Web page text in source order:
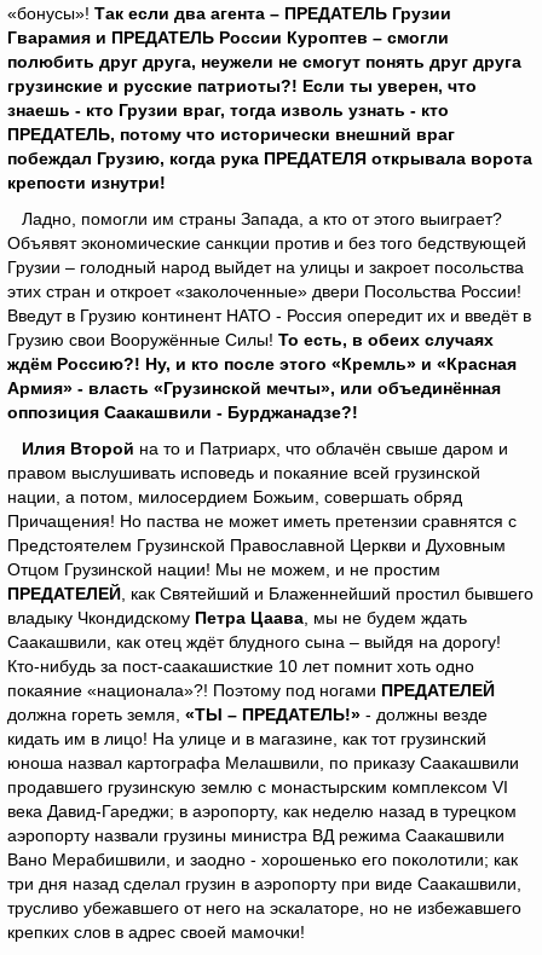
«бонусы»! Так если два агента – ПРЕДАТЕЛЬ Грузии
Гварамия и ПРЕДАТЕЛЬ России Куроптев – смогли
полюбить друг друга, неужели не смогут понять друг друга
грузинские и русские патриоты?! Если ты уверен, что
знаешь - кто Грузии враг, тогда изволь узнать - кто
ПРЕДАТЕЛЬ, потому что исторически внешний враг
побеждал Грузию, когда рука ПРЕДАТЕЛЯ открывала ворота
крепости изнутри!
Ладно, помогли им страны Запада, а кто от этого выиграет?
Объявят экономические санкции против и без того бедствующей
Грузии – голодный народ выйдет на улицы и закроет посольства
этих стран и откроет «заколоченные» двери Посольства России!
Введут в Грузию континент НАТО - Россия опередит их и введёт в
Грузию свои Вооружённые Силы! То есть, в обеих случаях
ждём Россию?! Ну, и кто после этого «Кремль» и «Красная
Армия» - власть «Грузинской мечты», или объединённая
оппозиция Саакашвили - Бурджанадзе?!
Илия Второй на то и Патриарх, что облачён свыше даром и
правом выслушивать исповедь и покаяние всей грузинской
нации, а потом, милосердием Божьим, совершать обряд
Причащения! Но паства не может иметь претензии сравнятся с
Предстоятелем Грузинской Православной Церкви и Духовным
Отцом Грузинской нации! Мы не можем, и не простим
ПРЕДАТЕЛЕЙ , как Святейший и Блаженнейший простил бывшего
владыку Чкондидскому Петра Цаава , мы не будем ждать
Саакашвили, как отец ждёт блудного сына – выйдя на дорогу!
Кто-нибудь за пост-саакашисткие 10 лет помнит хоть одно
покаяние «национала»?! Поэтому под ногами ПРЕДАТЕЛЕЙ
должна гореть земля, «ТЫ – ПРЕДАТЕЛЬ!» - должны везде
кидать им в лицо! На улице и в магазине, как тот грузинский
юноша назвал картографа Мелашвили, по приказу Саакашвили
продавшего грузинскую землю с монастырским комплексом VI
века Давид-Гареджи; в аэропорту, как неделю назад в турецком
аэропорту назвали грузины министра ВД режима Саакашвили
Вано Мерабишвили, и заодно - хорошенько его поколотили; как
три дня назад сделал грузин в аэропорту при виде Саакашвили,
трусливо убежавшего от него на эскалаторе, но не избежавшего
крепких слов в адрес своей мамочки!